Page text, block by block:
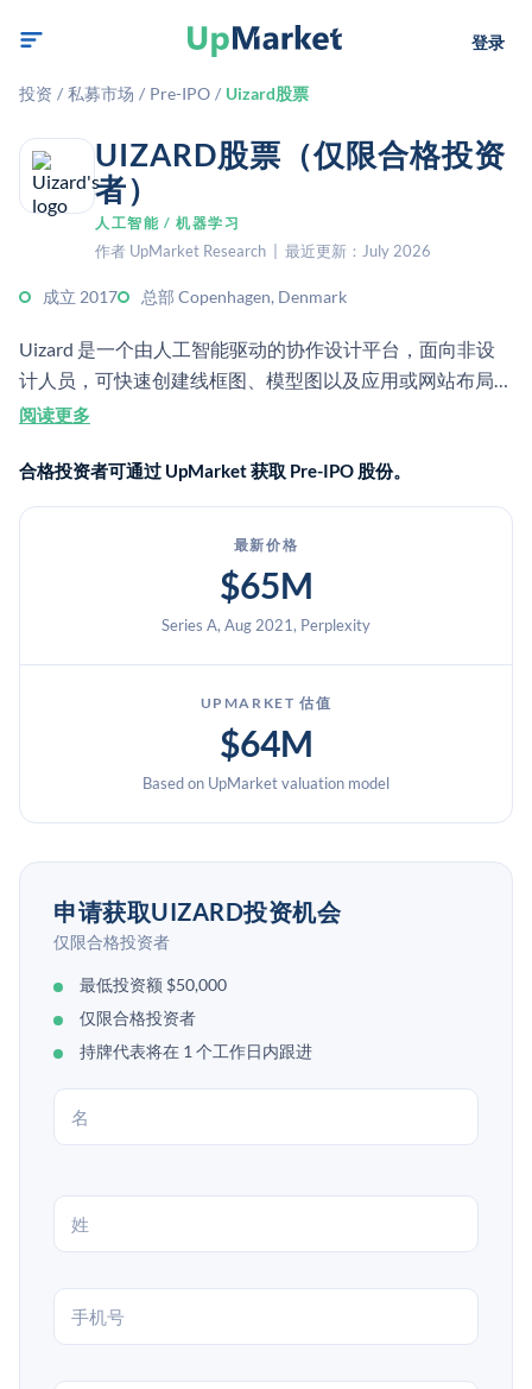
登录
投资 / 私募市场 / Pre-IPO / Uizard股票
UIZARD股票（仅限合格投资
者）
人工智能 / 机器学习
作者 UpMarket Research | 最近更新：July 2026
成立 2017 总部 Copenhagen, Denmark
Uizard 是一个由人工智能驱动的协作设计平台，面向非设
计人员，可快速创建线框图、模型图以及应用或网站布局。
它成立于 2017 年，并于 2024 年被 Miro 收购。
阅读更多
合格投资者可通过 UpMarket 获取 Pre-IPO 股份。
最新价格
$65M
Series A, Aug 2021, Perplexity
UPMARKET 估值
$64M
Based on UpMarket valuation model
申请获取UIZARD投资机会
仅限合格投资者
最低投资额 $50,000
仅限合格投资者
持牌代表将在 1 个工作日内跟进